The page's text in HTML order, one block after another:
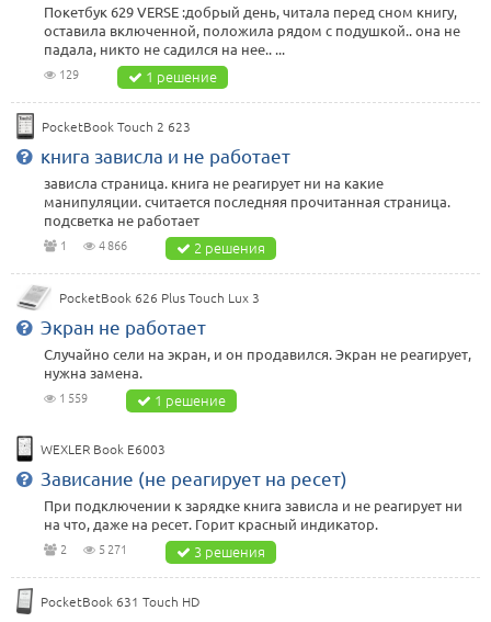
Покетбук 629 VERSE :добрый день, читала перед сном книгу,
оставила включенной, положила рядом с подушкой.. она не
падала, никто не садился на нее.. ...
129 1 решение
PocketBook Touch 2 623
книга зависла и не работает
зависла страница. книга не реагирует ни на какие
манипуляции. считается последняя прочитанная страница.
подсветка не работает
1 4 866 2 решения
PocketBook 626 Plus Touch Lux 3
Экран не работает
Случайно сели на экран, и он продавился. Экран не реагирует,
нужна замена.
1 559 1 решение
WEXLER Book E6003
Зависание (не реагирует на ресет)
При подключении к зарядке книга зависла и не реагирует ни
на что, даже на ресет. Горит красный индикатор.
2 5 271 3 решения
PocketBook 631 Touch HD